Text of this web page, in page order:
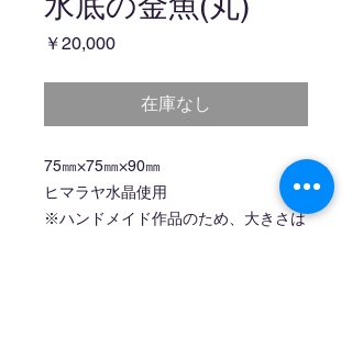
￥20,000価
在庫なし
75㎜×75㎜×90㎜
ヒマラヤ水晶使用
※ハンドメイド作品のため、大きさは